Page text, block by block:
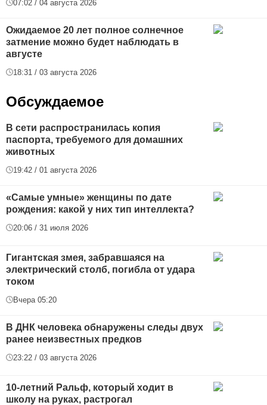
07:02 / 04 августа 2026
Ожидаемое 20 лет полное солнечное
затмение можно будет наблюдать в
августе
18:31 / 03 августа 2026
Обсуждаемое
В сети распространилась копия
паспорта, требуемого для домашних
животных
19:42 / 01 августа 2026
«Самые умные» женщины по дате
рождения: какой у них тип интеллекта?
20:06 / 31 июля 2026
Гигантская змея, забравшаяся на
электрический столб, погибла от удара
током
Вчера 05:20
В ДНК человека обнаружены следы двух
ранее неизвестных предков
23:22 / 03 августа 2026
10-летний Ральф, который ходит в
школу на руках, растрогал